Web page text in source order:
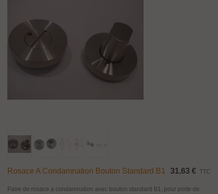
Rosace A Condamnation Bouton Standard B1 31,63 € TTC
Paire de rosace a condamnation avec bouton standard B1, pour porte de